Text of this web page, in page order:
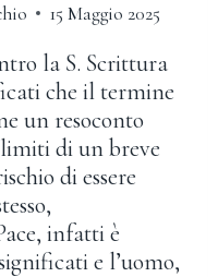
15 Maggio 2025
la S. Scrittura
che il termine
un resoconto
di un breve
di essere
infatti è
e l’uomo,